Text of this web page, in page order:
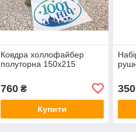
Ковдра холлофайбер
полуторна 150х215
760₴
Купити
350